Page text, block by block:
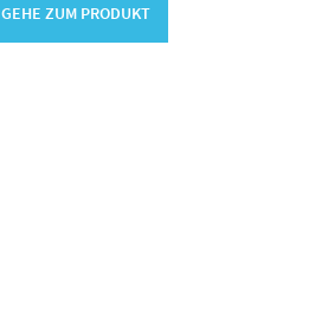
GEHE ZUM PRODUKT